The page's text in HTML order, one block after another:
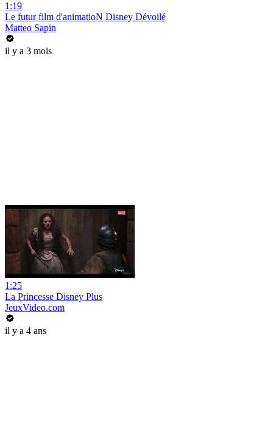
1:19
Le futur film d'animatioN Disney Dévoilé
Matteo Sapin
il y a 3 mois
1:25
La Princesse Disney Plus
JeuxVideo.com
il y a 4 ans